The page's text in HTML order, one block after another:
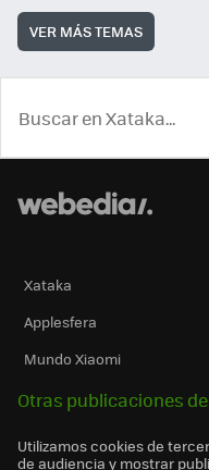
VER MÁS TEMAS
Xataka
Applesfera
Mundo Xiaomi
Otras publicaciones
Utilizamos cookies de
de audiencia y mostrar